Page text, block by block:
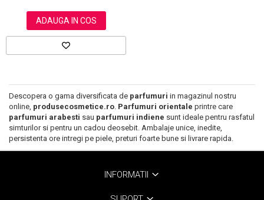
ADAUGA IN COS
Descopera o gama diversificata de parfumuri in magazinul nostru
online, produsecosmetice.ro. Parfumuri orientale printre care
parfumuri arabesti sau parfumuri indiene sunt ideale pentru rasfatul
simturilor si pentru un cadou deosebit. Ambalaje unice, inedite,
persistenta ore intregi pe piele, preturi foarte bune si livrare rapida.
INFORMATII